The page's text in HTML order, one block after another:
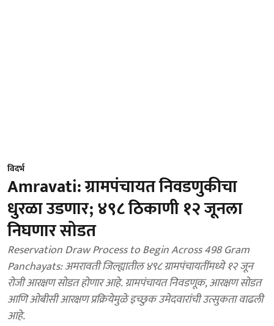
विदर्भ
Amravati: ग्रामपंचायत निवडणुकीचा
धुरळा उडणार; ४९८ ठिकाणी १२ जूनला
निघणार सोडत
Reservation Draw Process to Begin Across 498 Gram
Panchayats: अमरावती जिल्ह्यातील ४९८ ग्रामपंचायतींमध्ये १२ जून
रोजी आरक्षण सोडत होणार आहे. ग्रामपंचायत निवडणूक, आरक्षण सोडत
आणि ओबीसी आरक्षण प्रक्रियेमुळे इच्छुक उमेदवारांची उत्सुकता वाढली
आहे.